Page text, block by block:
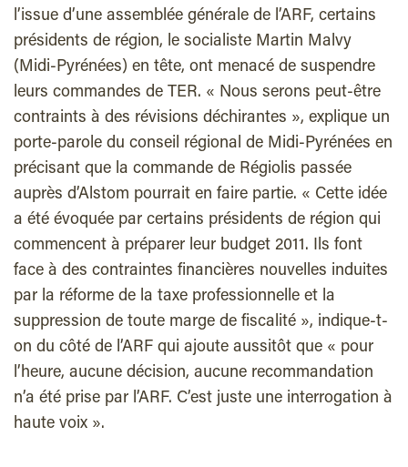
l’issue d’une assemblée générale de l’ARF, certains
présidents de région, le socialiste Martin Malvy
(Midi-Pyrénées) en tête, ont menacé de suspendre
leurs commandes de TER. « Nous serons peut-être
contraints à des révisions déchirantes », explique un
porte-parole du conseil régional de Midi-Pyrénées en
précisant que la commande de Régiolis passée
auprès d’Alstom pourrait en faire partie. « Cette idée
a été évoquée par certains présidents de région qui
commencent à préparer leur budget 2011. Ils font
face à des contraintes financières nouvelles induites
par la réforme de la taxe professionnelle et la
suppression de toute marge de fiscalité », indique-t-
on du côté de l’ARF qui ajoute aussitôt que « pour
l’heure, aucune décision, aucune recommandation
n’a été prise par l’ARF. C’est juste une interrogation à
haute voix ».